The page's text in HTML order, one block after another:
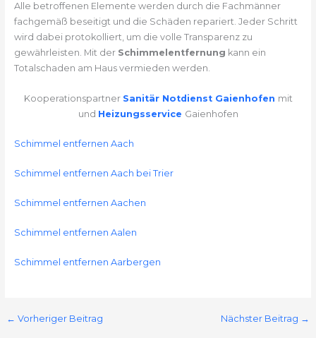
Alle betroffenen Elemente werden durch die Fachmänner
fachgemäß beseitigt und die Schäden repariert. Jeder Schritt
wird dabei protokolliert, um die volle Transparenz zu
gewährleisten. Mit der Schimmelentfernung kann ein
Totalschaden am Haus vermieden werden.
Kooperationspartner Sanitär Notdienst Gaienhofen mit
und Heizungsservice Gaienhofen
Schimmel entfernen Aach
Schimmel entfernen Aach bei Trier
Schimmel entfernen Aachen
Schimmel entfernen Aalen
Schimmel entfernen Aarbergen
← Vorheriger Beitrag Nächster Beitrag →